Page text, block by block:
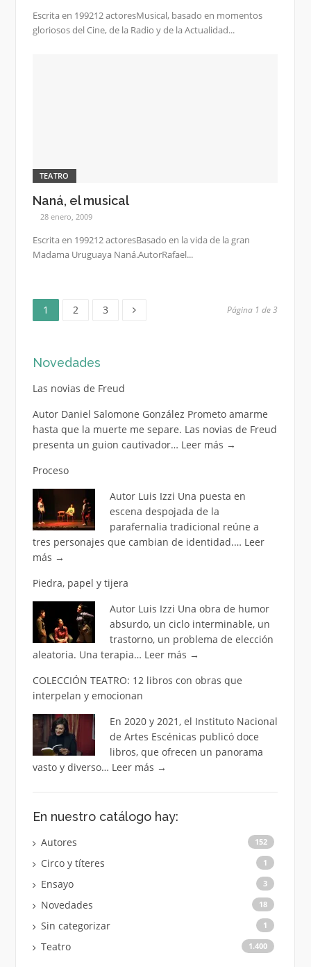
Escrita en 199212 actoresMusical, basado en momentos
gloriosos del Cine, de la Radio y de la Actualidad...
TEATRO
Naná, el musical
28 enero, 2009
Escrita en 199212 actoresBasado en la vida de la gran
Madama Uruguaya Naná.AutorRafael...
Paginación
entradas
Página
1 Página
2 Página
3 Página 1 de 3
Novedades
Las novias de Freud
Autor Daniel Salomone González Prometo amarme
hasta que la muerte me separe. Las novias de Freud
presenta un guion cautivador… Leer más →
Proceso
Autor Luis Izzi Una puesta en
escena despojada de la
parafernalia tradicional reúne a
tres personajes que cambian de identidad.… Leer
más →
Piedra, papel y tijera
Autor Luis Izzi Una obra de humor
absurdo, un ciclo interminable, un
trastorno, un problema de elección
aleatoria. Una terapia… Leer más →
COLECCIÓN TEATRO: 12 libros con obras que
interpelan y emocionan
En 2020 y 2021, el Instituto Nacional
de Artes Escénicas publicó doce
libros, que ofrecen un panorama
vasto y diverso… Leer más →
En nuestro catálogo hay:
Autores 152
Circo y títeres 1
Ensayo 3
Novedades 18
Sin categorizar 1
Teatro 1.400